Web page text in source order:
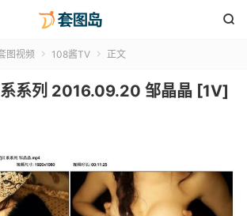

图视频  108酱TV  正文
系列 2016.09.20 邹晶晶 [1V]